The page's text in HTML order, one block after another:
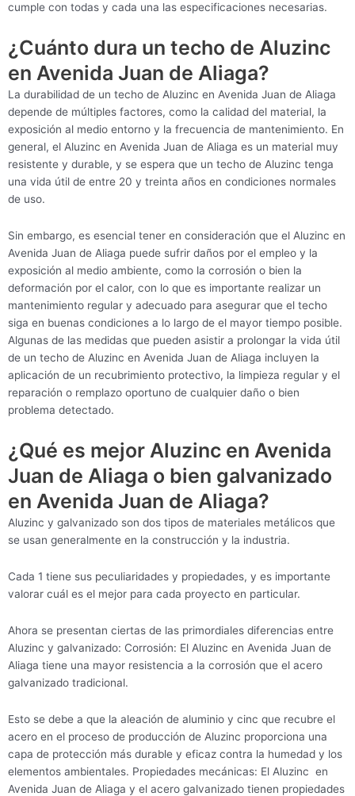
cumple con todas y cada una las especificaciones necesarias.
¿Cuánto dura un techo de Aluzinc
en Avenida Juan de Aliaga?
La durabilidad de un techo de Aluzinc en Avenida Juan de Aliaga
depende de múltiples factores, como la calidad del material, la
exposición al medio entorno y la frecuencia de mantenimiento. En
general, el Aluzinc en Avenida Juan de Aliaga es un material muy
resistente y durable, y se espera que un techo de Aluzinc tenga
una vida útil de entre 20 y treinta años en condiciones normales
de uso.
Sin embargo, es esencial tener en consideración que el Aluzinc en
Avenida Juan de Aliaga puede sufrir daños por el empleo y la
exposición al medio ambiente, como la corrosión o bien la
deformación por el calor, con lo que es importante realizar un
mantenimiento regular y adecuado para asegurar que el techo
siga en buenas condiciones a lo largo de el mayor tiempo posible.
Algunas de las medidas que pueden asistir a prolongar la vida útil
de un techo de Aluzinc en Avenida Juan de Aliaga incluyen la
aplicación de un recubrimiento protectivo, la limpieza regular y el
reparación o remplazo oportuno de cualquier daño o bien
problema detectado.
¿Qué es mejor Aluzinc en Avenida
Juan de Aliaga o bien galvanizado
en Avenida Juan de Aliaga?
Aluzinc y galvanizado son dos tipos de materiales metálicos que
se usan generalmente en la construcción y la industria.
Cada 1 tiene sus peculiaridades y propiedades, y es importante
valorar cuál es el mejor para cada proyecto en particular.
Ahora se presentan ciertas de las primordiales diferencias entre
Aluzinc y galvanizado: Corrosión: El Aluzinc en Avenida Juan de
Aliaga tiene una mayor resistencia a la corrosión que el acero
galvanizado tradicional.
Esto se debe a que la aleación de aluminio y cinc que recubre el
acero en el proceso de producción de Aluzinc proporciona una
capa de protección más durable y eficaz contra la humedad y los
elementos ambientales. Propiedades mecánicas: El Aluzinc en
Avenida Juan de Aliaga y el acero galvanizado tienen propiedades